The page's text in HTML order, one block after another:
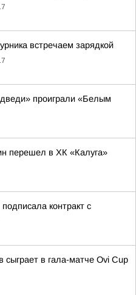
встречаем зарядкой
проиграли «Белым
перешел в ХК «Калуга»
контракт с
в гала-матче Ovi Cup